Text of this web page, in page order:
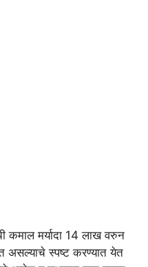
कमाल मर्यादा 14 लाख वरुन
असल्याचे स्पष्ट करण्यात येत